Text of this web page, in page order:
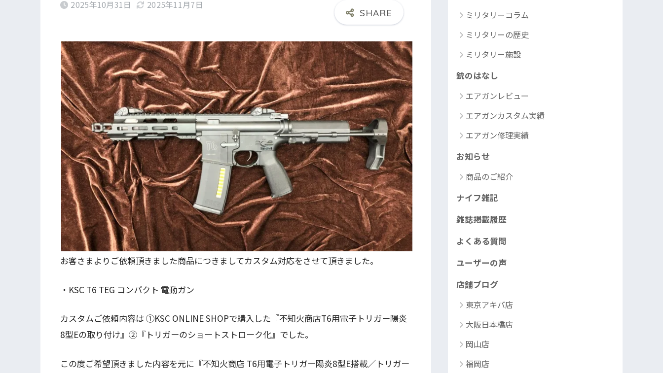
2025年10月31日 2025年11月7日
お客さまよりご依頼頂きました商品につきましてカスタム対応をさせて頂きました。
・KSC T6 TEG コンパクト 電動ガン
カスタムご依頼内容は ①KSC ONLINE SHOPで購入した『不知火商店T6用電子トリガー陽炎
8型Eの取り付け』②『トリガーのショートストローク化』でした。
この度ご希望頂きました内容を元に『不知火商店 T6用電子トリガー陽炎8型E搭載／トリガー
ミリタリーコラム
ミリタリーの歴史
ミリタリー施設
銃のはなし
エアガンレビュー
エアガンカスタム実績
エアガン修理実績
お知らせ
商品のご紹介
ナイフ雑記
雑誌掲載履歴
よくある質問
ユーザーの声
店舗ブログ
東京アキバ店
大阪日本橋店
岡山店
福岡店